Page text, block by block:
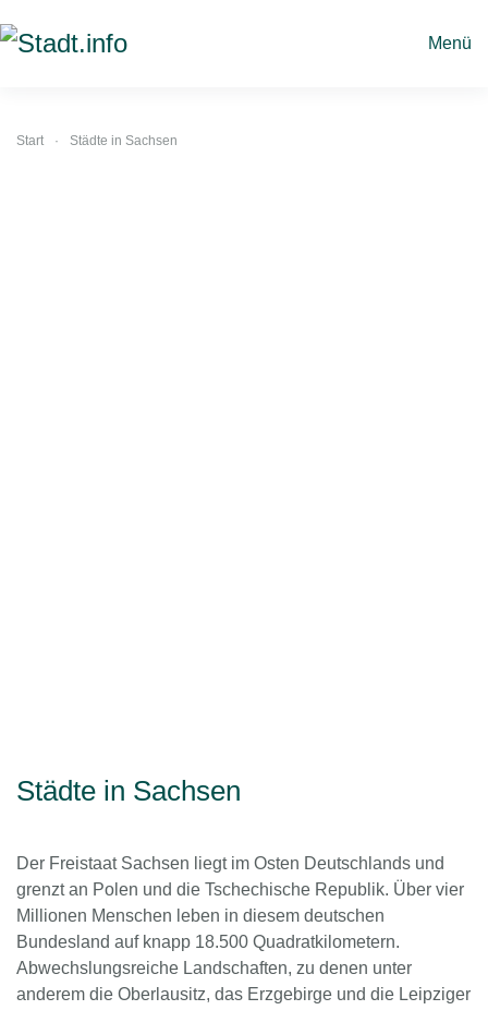
Menü
Start Städte in Sachsen
Städte in Sachsen
Der Freistaat Sachsen liegt im Osten Deutschlands und
grenzt an Polen und die Tschechische Republik. Über vier
Millionen Menschen leben in diesem deutschen
Bundesland auf knapp 18.500 Quadratkilometern.
Abwechslungsreiche Landschaften, zu denen unter
anderem die Oberlausitz, das Erzgebirge und die Leipziger